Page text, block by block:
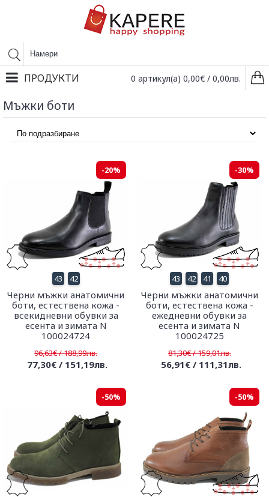
0 артикул(а) 0,00€ / 0,00лв.
ПРОДУКТИ
Мъжки боти
-20%
43 42
Черни мъжки анатомични
боти, естествена кожа -
всекидневни обувки за
есента и зимата N
100024724
96,63€ / 188,99лв.
77,30€ / 151,19лв.
-30%
43 42 41 40
Черни мъжки анатомични
боти, естествена кожа -
ежедневни обувки за
есента и зимата N
100024725
81,30€ / 159,01лв.
56,91€ / 111,31лв.
-50% -50%